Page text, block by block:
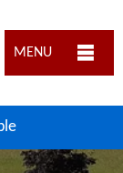
MENU